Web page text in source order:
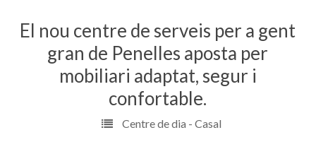
El nou centre de serveis per a gent
gran de Penelles aposta per
mobiliari adaptat, segur i
confortable.
Centre de dia - Casal